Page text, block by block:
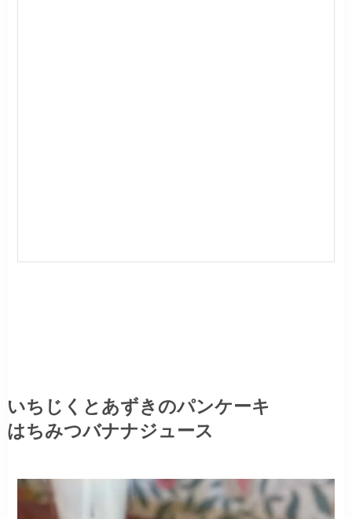
いちじくとあずきのパンケーキ
はちみつバナナジュース